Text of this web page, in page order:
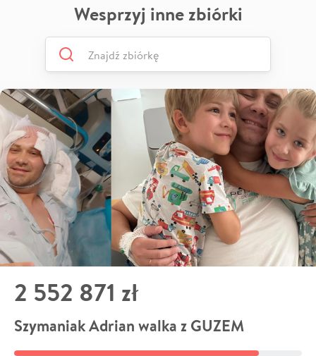
Wesprzyj inne zbiórki
2 552 871 zł
Szymaniak Adrian walka z GUZEM